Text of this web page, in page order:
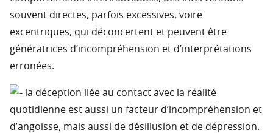
souvent directes, parfois excessives, voire
excentriques, qui déconcertent et peuvent être
génératrices d’incompréhension et d’interprétations
erronées.
la déception liée au contact avec la réalité
quotidienne est aussi un facteur d’incompréhension et
d’angoisse, mais aussi de désillusion et de dépression.